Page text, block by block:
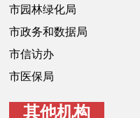
市园林绿化局
市政务和数据局
市信访办
市医保局
其他机构